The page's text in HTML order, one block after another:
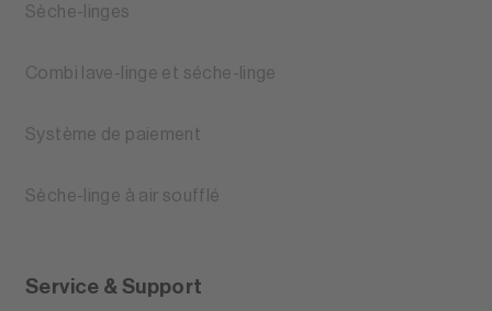
Sèche-linges
Combi lave-linge et séche-linge
Système de paiement
Sèche-linge à air soufflé
Service & Support